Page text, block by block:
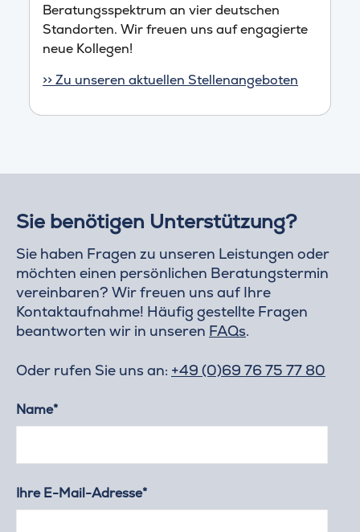
Beratungsspektrum an vier deutschen
Standorten. Wir freuen uns auf engagierte
neue Kollegen!
>> Zu unseren aktuellen Stellenangeboten
Sie benötigen Unterstützung?
Sie haben Fragen zu unseren Leistungen oder
möchten einen persönlichen Beratungstermin
vereinbaren? Wir freuen uns auf Ihre
Kontaktaufnahme! Häufig gestellte Fragen
beantworten wir in unseren FAQs.
Oder rufen Sie uns an: +49 (0)69 76 75 77 80
Name*
Ihre E-Mail-Adresse*